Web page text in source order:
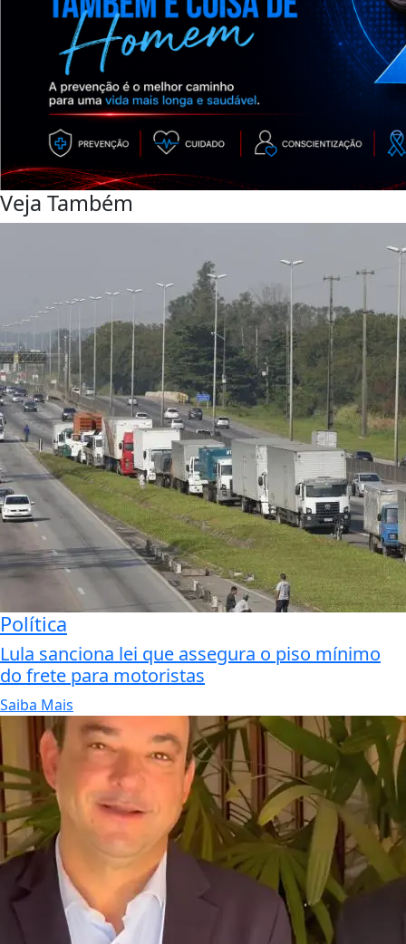
Veja Também
Política
Lula sanciona lei que assegura o piso mínimo
do frete para motoristas
Saiba Mais